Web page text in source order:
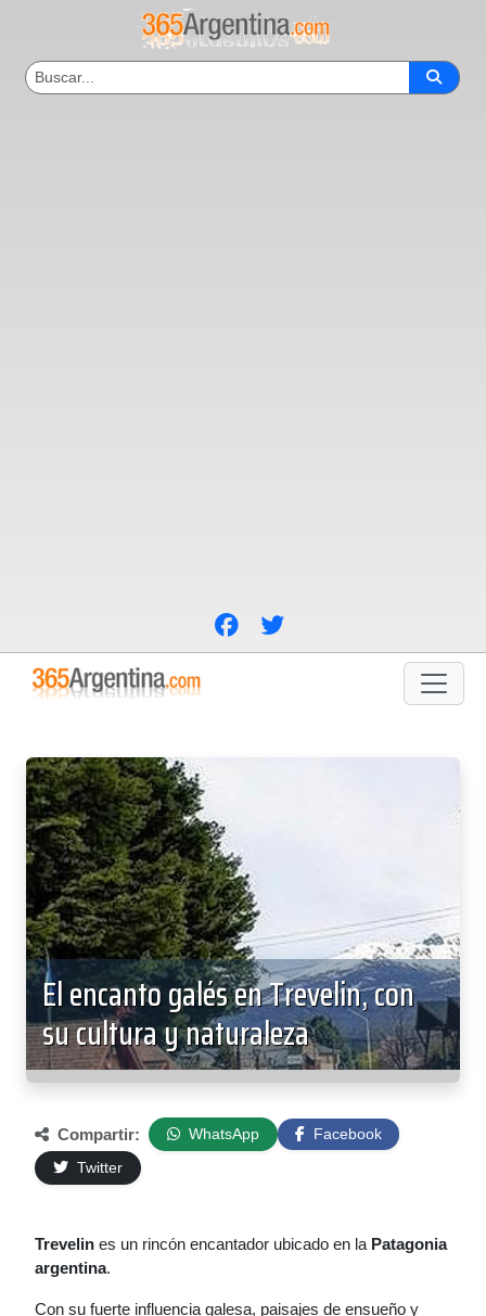
El encanto galés en Trevelin, con
su cultura y naturaleza
Compartir: WhatsApp
Facebook
Twitter
Trevelin es un rincón encantador ubicado en la Patagonia
argentina.
Con su fuerte influencia galesa, paisajes de ensueño y